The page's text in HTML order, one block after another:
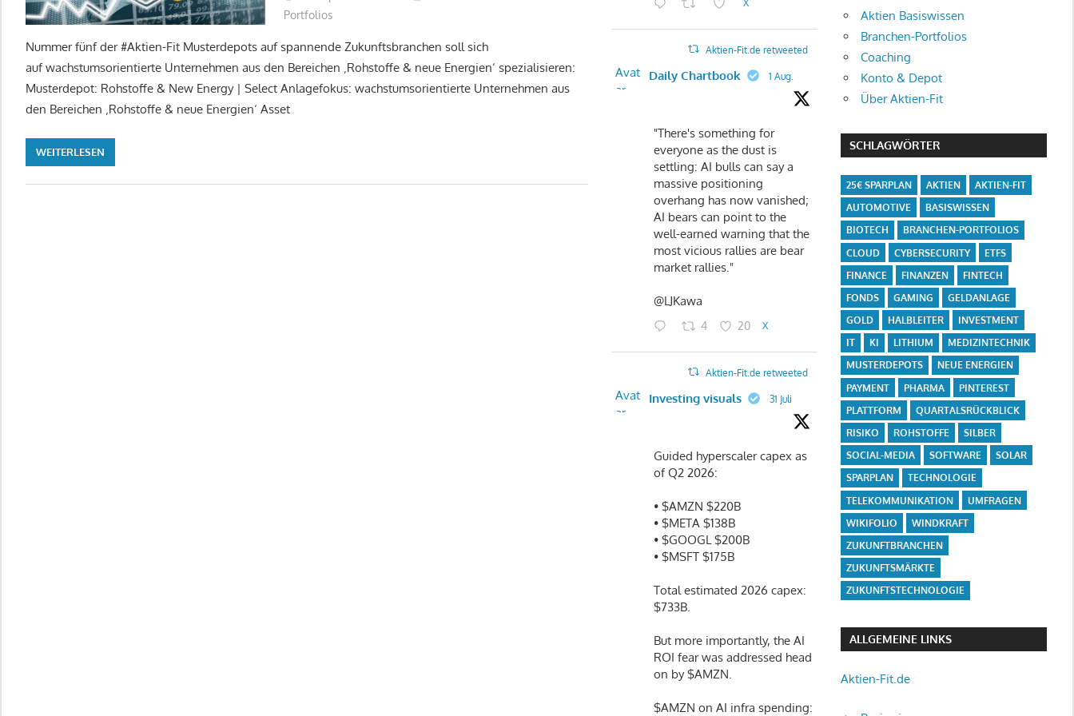
Portfolios
Nummer fünf der #Aktien-Fit Musterdepots auf spannende Zukunftsbranchen soll sich
auf wachstumsorientierte Unternehmen aus den Bereichen ‚Rohstoffe & neue Energien‘ spezialisieren:
Musterdepot: Rohstoffe & New Energy | Select Anlagefokus: wachstumsorientierte Unternehmen aus
den Bereichen ‚Rohstoffe & neue Energien‘ Asset
WEITERLESEN
X
Aktien-Fit.de retweeted
Avat
ar
Daily Chartbook 1 Aug.
"There's something for
everyone as the dust is
settling: AI bulls can say a
massive positioning
overhang has now vanished;
AI bears can point to the
well-earned warning that the
most vicious rallies are bear
market rallies."
@LJKawa
4 20 X
Aktien-Fit.de retweeted
Avat
ar
Investing visuals 31 Juli
Guided hyperscaler capex as
of Q2 2026:
• $AMZN $220B
• $META $138B
• $GOOGL $200B
• $MSFT $175B
Total estimated 2026 capex:
$733B.
But more importantly, the AI
ROI fear was addressed head
on by $AMZN.
$AMZN on AI infra spending:
Aktien Basiswissen
Branchen-Portfolios
Coaching
Konto & Depot
Über Aktien-Fit
SCHLAGWÖRTER
25€ SPARPLAN AKTIEN
AKTIEN-FIT
AUTOMOTIVE
BASISWISSEN
BIOTECH
BRANCHEN-PORTFOLIOS
CLOUD
CYBERSECURITY
ETFS
FINANCE
FINANZEN
FINTECH
FONDS
GAMING
GELDANLAGE
GOLD
HALBLEITER
INVESTMENT
IT
KI LITHIUM
MEDIZINTECHNIK
MUSTERDEPOTS
NEUE ENERGIEN
PAYMENT
PHARMA
PINTEREST
PLATTFORM
QUARTALSRÜCKBLICK
RISIKO
ROHSTOFFE
SILBER
SOCIAL-MEDIA
SOFTWARE
SOLAR
SPARPLAN
TECHNOLOGIE
TELEKOMMUNIKATION
UMFRAGEN
WIKIFOLIO
WINDKRAFT
ZUKUNFTBRANCHEN
ZUKUNFTSMÄRKTE
ZUKUNFTSTECHNOLOGIE
ALLGEMEINE LINKS
Aktien-Fit.de